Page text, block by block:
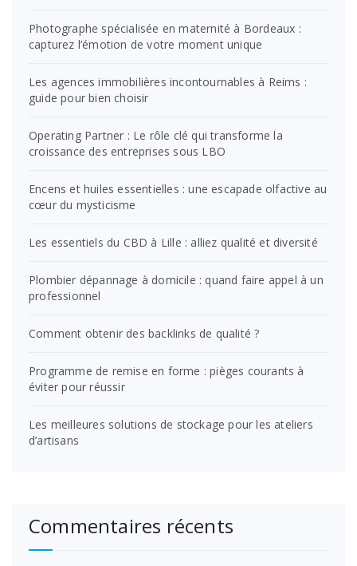
Photographe spécialisée en maternité à Bordeaux :
capturez l’émotion de votre moment unique
Les agences immobilières incontournables à Reims :
guide pour bien choisir
Operating Partner : Le rôle clé qui transforme la
croissance des entreprises sous LBO
Encens et huiles essentielles : une escapade olfactive au
cœur du mysticisme
Les essentiels du CBD à Lille : alliez qualité et diversité
Plombier dépannage à domicile : quand faire appel à un
professionnel
Comment obtenir des backlinks de qualité ?
Programme de remise en forme : pièges courants à
éviter pour réussir
Les meilleures solutions de stockage pour les ateliers
d’artisans
Commentaires récents